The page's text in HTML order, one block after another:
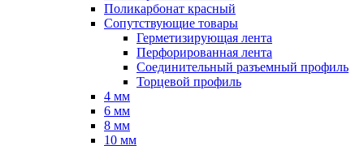
Поликарбонат красный
Сопутствующие товары
Герметизирующая лента
Перфорированная лента
Соединительный разъемный профиль
Торцевой профиль
4 мм
6 мм
8 мм
10 мм